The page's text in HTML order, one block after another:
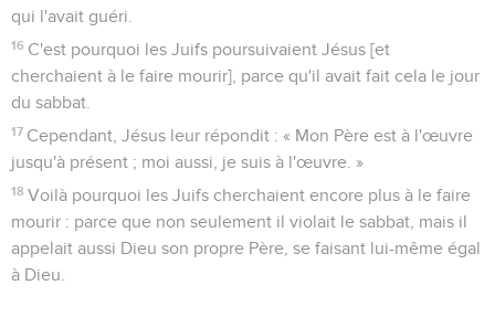
qui l'avait guéri.
16 C'est pourquoi les Juifs poursuivaient Jésus [et
cherchaient à le faire mourir], parce qu'il avait fait cela le jour
du sabbat.
17 Cependant, Jésus leur répondit : « Mon Père est à l'œuvre
jusqu'à présent ; moi aussi, je suis à l'œuvre. »
18 Voilà pourquoi les Juifs cherchaient encore plus à le faire
mourir : parce que non seulement il violait le sabbat, mais il
appelait aussi Dieu son propre Père, se faisant lui-même égal
à Dieu.